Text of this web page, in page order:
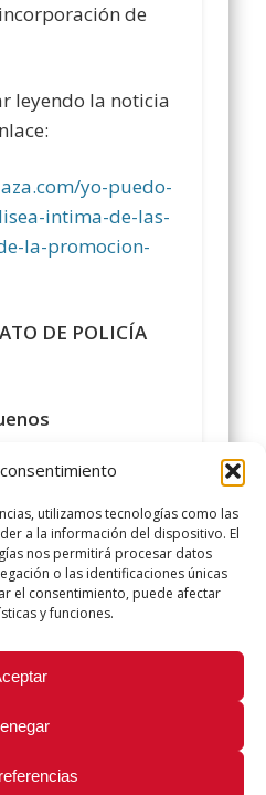
utilizamos tecnologías como las
a la información del dispositivo. El
nos permitirá procesar datos
o las identificaciones únicas
el consentimiento, puede afectar
y funciones.
de
leyendo la noticia
yo-puedo-
intima-de-las-
la-promocion-
DE POLICÍA
#UGT
Local UGT UGT
Share it with your friends!